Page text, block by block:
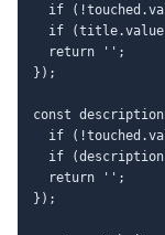
if
if
  return '';
});
const
if
if
  return '';
});